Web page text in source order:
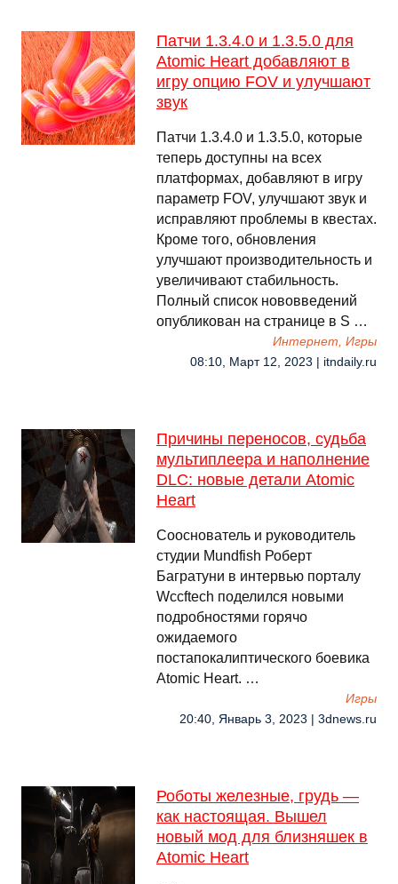
Патчи 1.3.4.0 и 1.3.5.0 для
Atomic Heart добавляют в
игру опцию FOV и улучшают
звук
Патчи 1.3.4.0 и 1.3.5.0, которые
теперь доступны на всех
платформах, добавляют в игру
параметр FOV, улучшают звук и
исправляют проблемы в квестах.
Кроме того, обновления
улучшают производительность и
увеличивают стабильность.
Полный список нововведений
опубликован на странице в S …
Интернет, Игры
08:10, Март 12, 2023 | itndaily.ru
Причины переносов, судьба
мультиплеера и наполнение
DLC: новые детали Atomic
Heart
Сооснователь и руководитель
студии Mundfish Роберт
Багратуни в интервью порталу
Wccftech поделился новыми
подробностями горячо
ожидаемого
постапокалиптического боевика
Atomic Heart. …
Игры
20:40, Январь 3, 2023 | 3dnews.ru
Роботы железные, грудь —
как настоящая. Вышел
новый мод для близняшек в
Atomic Heart